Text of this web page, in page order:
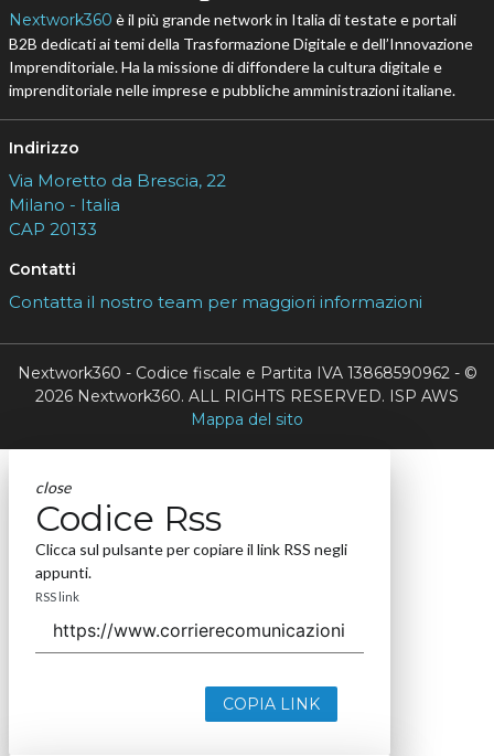
Nextwork360 è il più grande network in Italia di testate e portali
B2B dedicati ai temi della Trasformazione Digitale e dell’Innovazione
Imprenditoriale. Ha la missione di diffondere la cultura digitale e
imprenditoriale nelle imprese e pubbliche amministrazioni italiane.
Indirizzo
Via Moretto da Brescia, 22
Milano - Italia
CAP 20133
Contatti
Contatta il nostro team per maggiori informazioni
Nextwork360 - Codice fiscale e Partita IVA 13868590962 - ©
2026 Nextwork360. ALL RIGHTS RESERVED. ISP AWS
Mappa del sito
close
Codice Rss
Clicca sul pulsante per copiare il link RSS negli
appunti.
RSS link
COPIA LINK